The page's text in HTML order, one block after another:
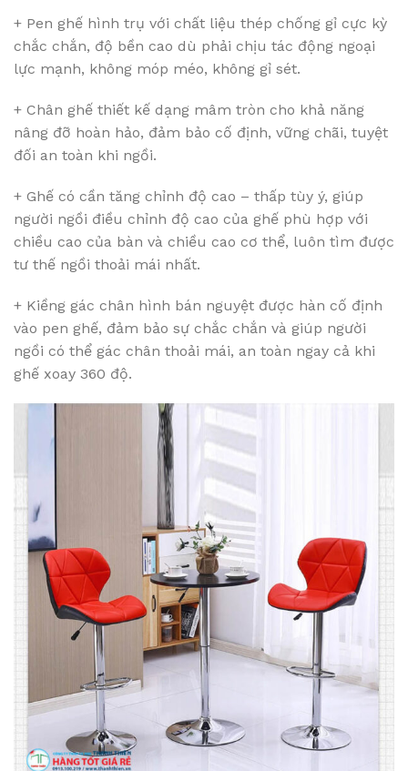
+ Pen ghế hình trụ với chất liệu thép chống gỉ cực kỳ
chắc chắn, độ bền cao dù phải chịu tác động ngoại
lực mạnh, không móp méo, không gỉ sét.
+ Chân ghế thiết kế dạng mâm tròn cho khả năng
nâng đỡ hoàn hảo, đảm bảo cố định, vững chãi, tuyệt
đối an toàn khi ngồi.
+ Ghế có cần tăng chỉnh độ cao – thấp tùy ý, giúp
người ngồi điều chỉnh độ cao của ghế phù hợp với
chiều cao của bàn và chiều cao cơ thể, luôn tìm được
tư thế ngồi thoải mái nhất.
+ Kiềng gác chân hình bán nguyệt được hàn cố định
vào pen ghế, đảm bảo sự chắc chắn và giúp người
ngồi có thể gác chân thoải mái, an toàn ngay cả khi
ghế xoay 360 độ.